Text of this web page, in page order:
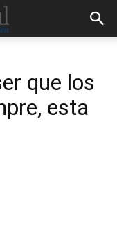
que los
esta